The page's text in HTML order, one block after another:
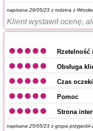
napisana 29/05/23 z rodzina z
Klient wystawił ocenę,
Obsługa
Czas
Pomoc
Strona
napisana 25/05/23 z grupa przyjaciół